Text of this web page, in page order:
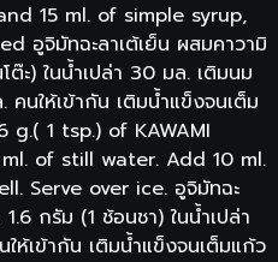
15 ml. of simple syrup,
อูจิมัทฉะลาเต้เย็น ผสมคาวามิ
ะ) ในน้ำเปล่า 30 มล. เติมนม
คนให้เข้ากัน เติมน้ำแข็งจนเต็ม
g.( 1 tsp.) of KAWAMI
of still water. Add 10 ml.
Serve over ice. อูจิมัทฉะ
กรัม (1 ช้อนชา) ในน้ำเปล่า
ห้เข้ากัน เติมน้ำแข็งจนเต็มแก้ว